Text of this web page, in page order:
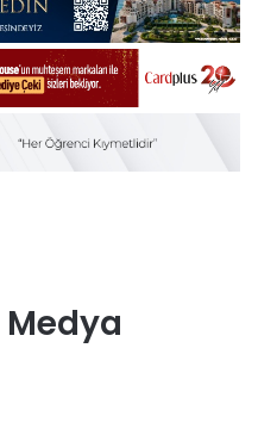
Medya